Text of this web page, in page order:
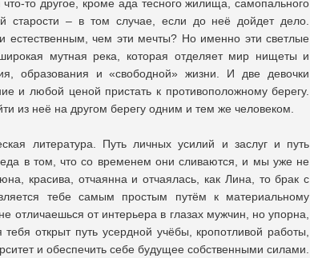
то другое, кроме ада тесного жилища, самопального
старости – в том случае, если до неё дойдет дело.
естественным, чем эти мечты? Но именно эти светлые
мутная река, которая отделяет мир нищеты и
образования и «свободной» жизни. И две девочки
и любой ценой пристать к противоположному берегу.
из неё на другом берегу одним и тем же человеком.
литература. Путь личных усилий и заслуг и путь
в том, что со временем они сливаются, и мы уже не
красива, отчаянна и отчаялась, как Лина, то брак с
тебе самым простым путём к материальному
отличаешься от интерьера в глазах мужчин, но упорна,
открыт путь усердной учёбы, кропотливой работы,
и обеспечить себе будущее собственными силами.